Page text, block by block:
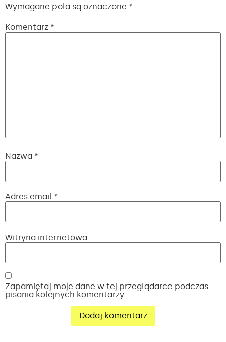
Wymagane pola są oznaczone *
Komentarz *
Nazwa *
Adres email *
Witryna internetowa
Zapamiętaj moje dane w tej przeglądarce podczas
pisania kolejnych komentarzy.